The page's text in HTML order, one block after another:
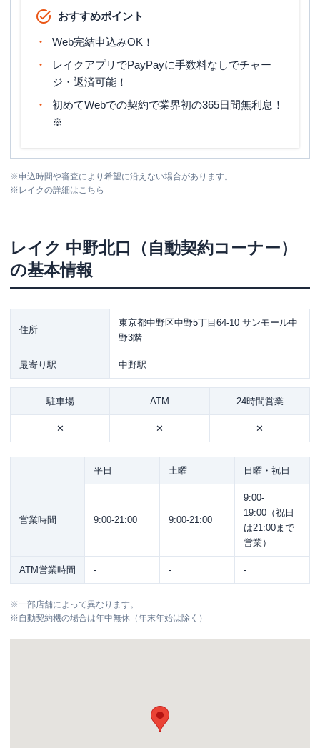
おすすめポイント
Web完結申込みOK！
レイクアプリでPayPayに手数料なしでチャー
ジ・返済可能！
初めてWebでの契約で業界初の365日間無利息！
※
※申込時間や審査により希望に沿えない場合があります。
※ レイクの詳細はこちら
レイク 中野北口（自動契約コーナー）
の基本情報
住所
東京都中野区中野5丁目64-10 サンモール中
野3階
最寄り駅 中野駅
駐車場 ATM 24時間営業
✕ ✕ ✕
平日 土曜 日曜・祝日
営業時間 9:00-21:00 9:00-21:00
9:00-
19:00（祝日
は21:00まで
営業）
ATM営業時間 - - -
※一部店舗によって異なります。
※自動契約機の場合は年中無休（年末年始は除く）